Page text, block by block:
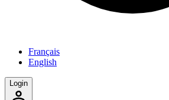
Français
English
Login